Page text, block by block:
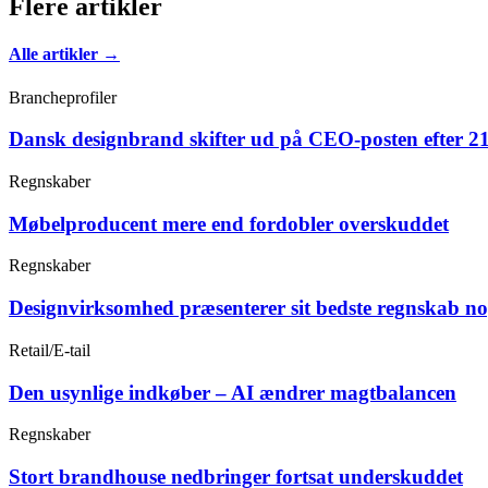
Flere artikler
Alle artikler →
Brancheprofiler
Dansk designbrand skifter ud på CEO-posten efter
Regnskaber
Møbelproducent mere end fordobler overskuddet
Regnskaber
Designvirksomhed præsenterer sit bedste regnskab
Retail/E-tail
Den usynlige indkøber – AI ændrer magtbalancen
Regnskaber
Stort brandhouse nedbringer fortsat underskuddet